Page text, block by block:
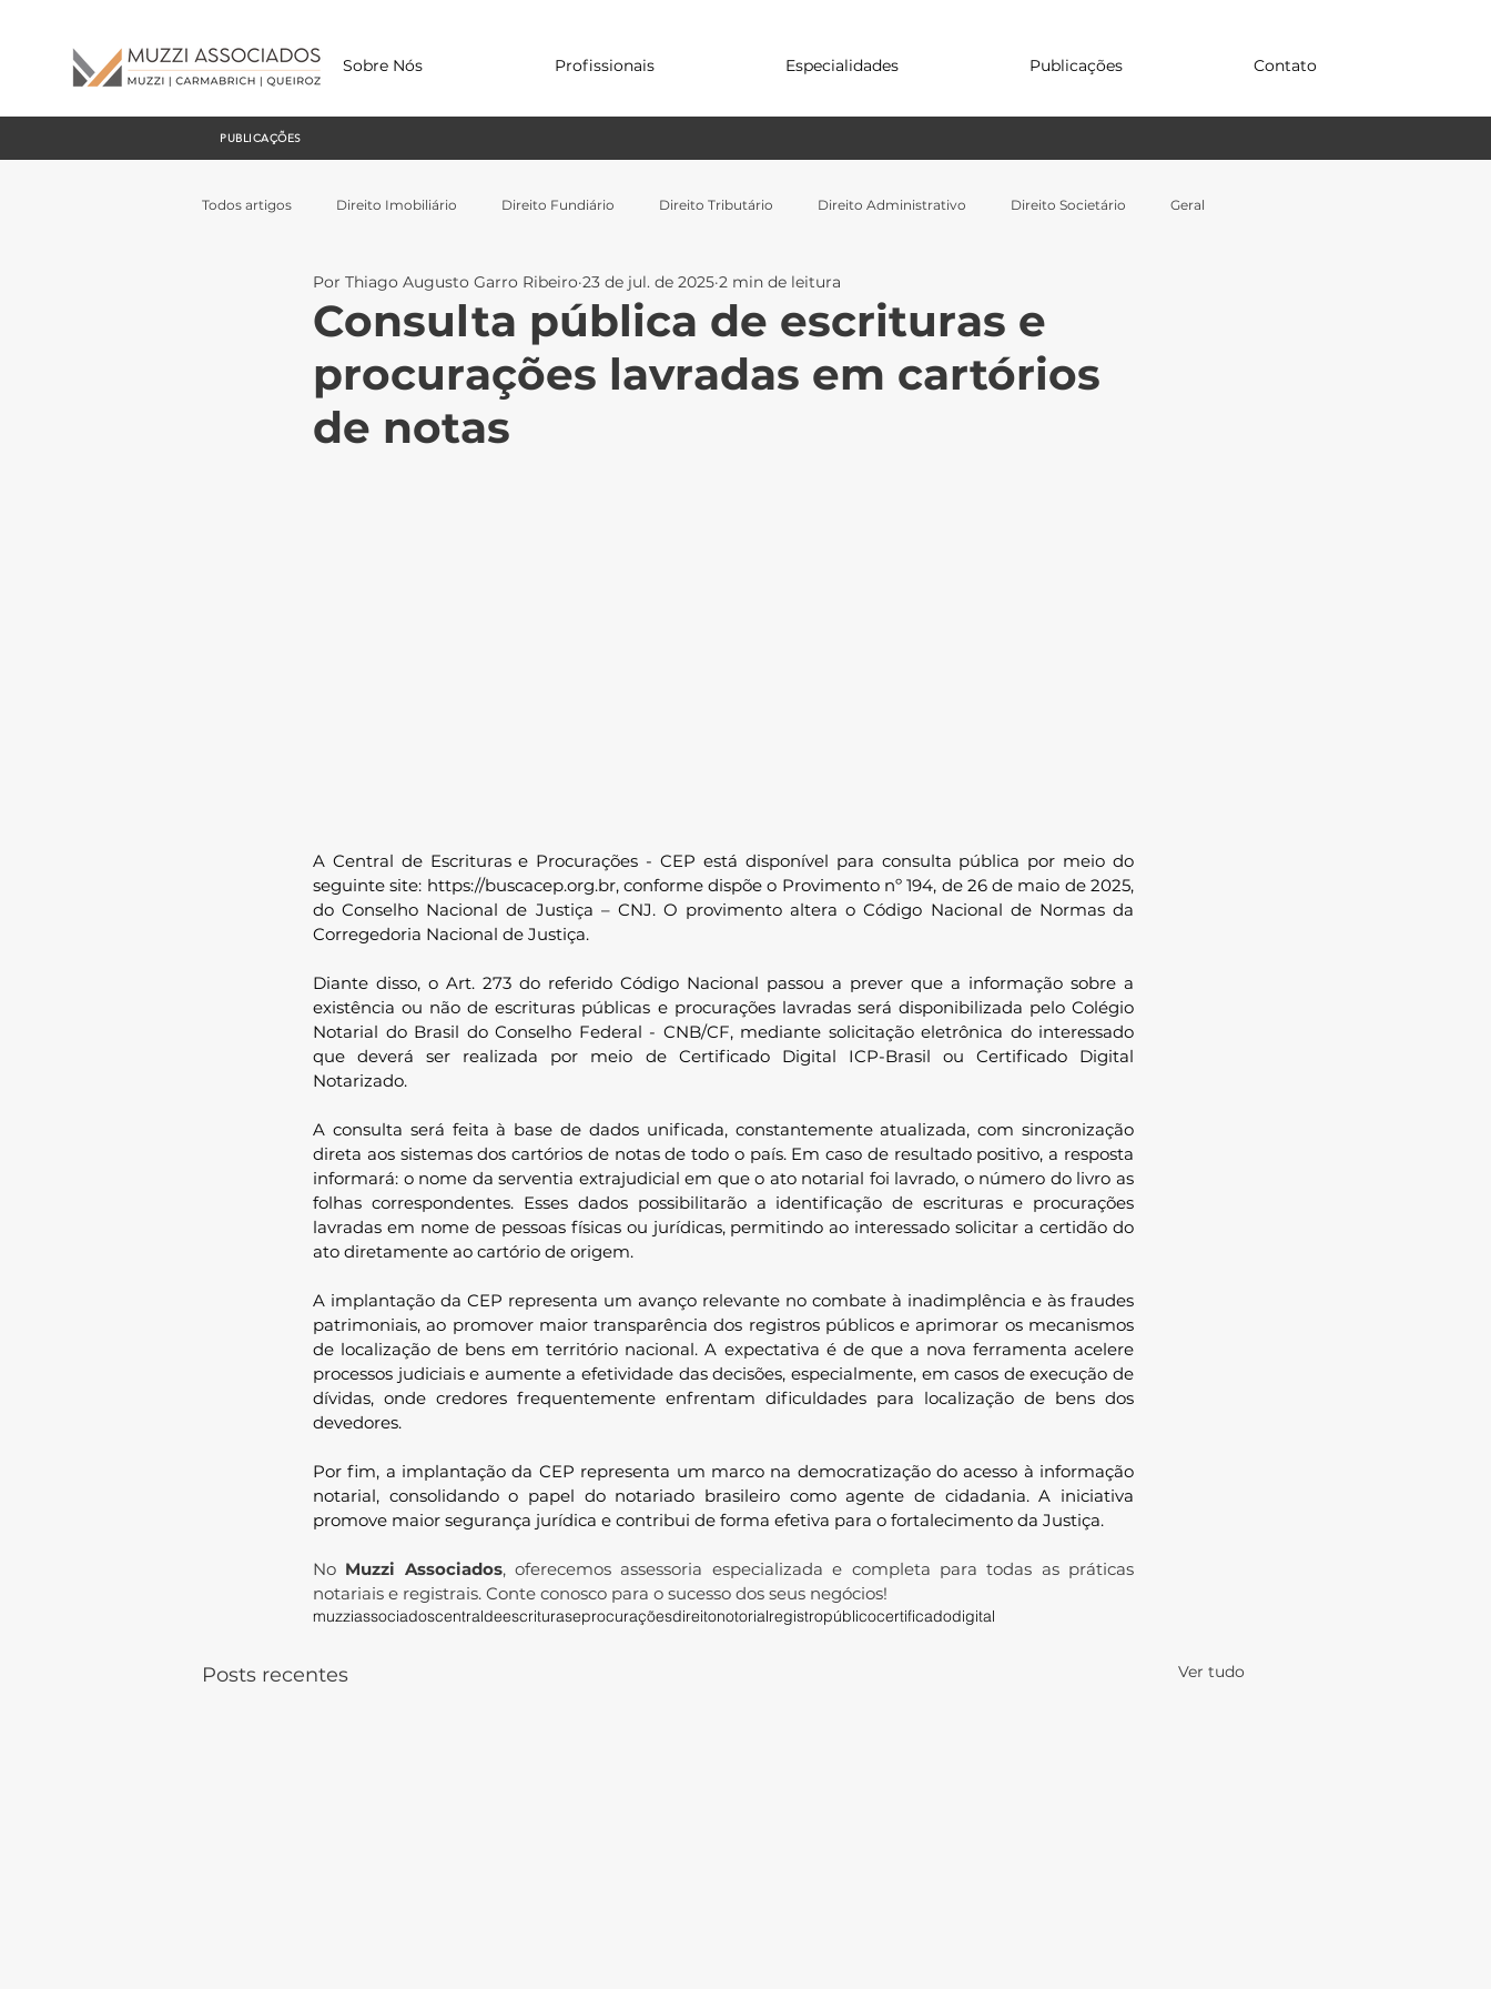
Sobre Nós Profissionais Especialidades Publicações Contato
PUBLICAÇÕES
Todos artigos Direito Imobiliário Direito Fundiário Direito Tributário Direito Administrativo Direito Societário Geral
Consulta pública de escrituras e
procurações lavradas em cartórios
de notas
Por Thiago Augusto Garro Ribeiro 23 de jul. de 2025 2 min de leitura
A Central de Escrituras e Procurações - CEP está disponível para consulta pública por meio do
seguinte site: https://buscacep.org.br, conforme dispõe o Provimento nº 194, de 26 de maio de 2025,
do Conselho Nacional de Justiça – CNJ. O provimento altera o Código Nacional de Normas da
Corregedoria Nacional de Justiça.
Diante disso, o Art. 273 do referido Código Nacional passou a prever que a informação sobre a
existência ou não de escrituras públicas e procurações lavradas será disponibilizada pelo Colégio
Notarial do Brasil do Conselho Federal - CNB/CF, mediante solicitação eletrônica do interessado
que deverá ser realizada por meio de Certificado Digital ICP-Brasil ou Certificado Digital
Notarizado.
A consulta será feita à base de dados unificada, constantemente atualizada, com sincronização
direta aos sistemas dos cartórios de notas de todo o país. Em caso de resultado positivo, a resposta
informará: o nome da serventia extrajudicial em que o ato notarial foi lavrado, o número do livro as
folhas correspondentes. Esses dados possibilitarão a identificação de escrituras e procurações
lavradas em nome de pessoas físicas ou jurídicas, permitindo ao interessado solicitar a certidão do
ato diretamente ao cartório de origem.
A implantação da CEP representa um avanço relevante no combate à inadimplência e às fraudes
patrimoniais, ao promover maior transparência dos registros públicos e aprimorar os mecanismos
de localização de bens em território nacional. A expectativa é de que a nova ferramenta acelere
processos judiciais e aumente a efetividade das decisões, especialmente, em casos de execução de
dívidas, onde credores frequentemente enfrentam dificuldades para localização de bens dos
devedores.
Por fim, a implantação da CEP representa um marco na democratização do acesso à informação
notarial, consolidando o papel do notariado brasileiro como agente de cidadania. A iniciativa
promove maior segurança jurídica e contribui de forma efetiva para o fortalecimento da Justiça.
No Muzzi Associados, oferecemos assessoria especializada e completa para todas as práticas
notariais e registrais. Conte conosco para o sucesso dos seus negócios!
muzziassociadoscentraldeescrituraseprocuraçõesdireitonotorialregistropúblicocertificadodigital
Posts recentes Ver tudo